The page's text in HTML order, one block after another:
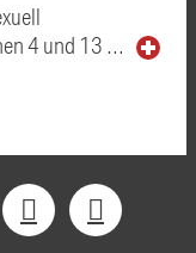
4 und 13 …